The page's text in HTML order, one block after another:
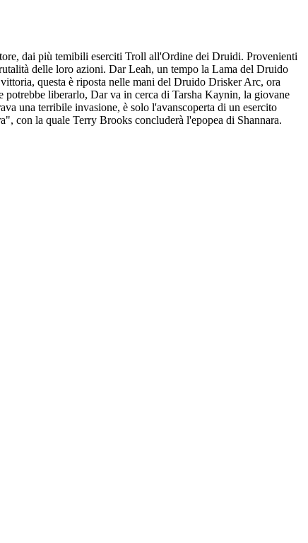
dai più temibili eserciti Troll all'Ordine dei Druidi. Provenienti
delle loro azioni. Dar Leah, un tempo la Lama del Druido
questa è riposta nelle mani del Druido Drisker Arc, ora
potrebbe liberarlo, Dar va in cerca di Tarsha Kaynin, la giovane
una terribile invasione, è solo l'avanscoperta di un esercito
con la quale Terry Brooks concluderà l'epopea di Shannara.